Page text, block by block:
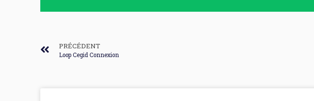
PRÉCÉDENT
Loop Cegid Connexion